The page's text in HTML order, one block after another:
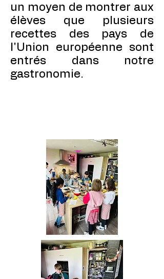
un moyen de montrer aux
élèves que plusieurs
recettes des pays de
l'Union européenne sont
entrés dans notre
gastronomie.